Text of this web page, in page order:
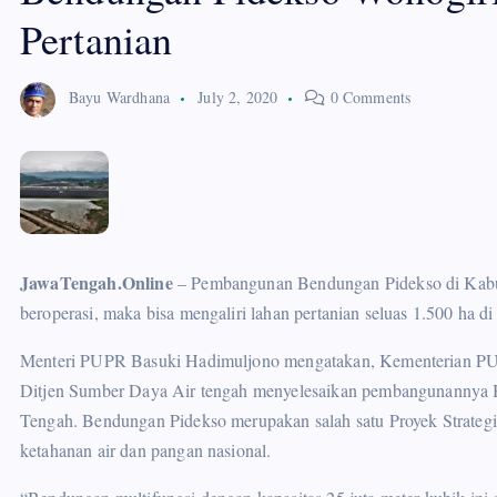
Pertanian
Bayu Wardhana July 2, 2020 0 Comments
JawaTengah.Online– Pembangunan Bendungan Pidekso di
beroperasi, maka bisa mengaliri lahan pertanian seluas 1.500 ha
Menteri PUPR Basuki Hadimuljono mengatakan, Kementerian
Ditjen Sumber Daya Air tengah menyelesaikan
Tengah. Bendungan Pidekso merupakan salah satu Proyek
ketahanan air dan pangan nasional.